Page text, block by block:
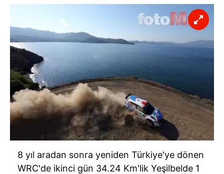
8 yıl aradan sonra yeniden Türkiye'ye dönen
WRC'de ikinci gün 34.24 Km'lik Yeşilbelde 1